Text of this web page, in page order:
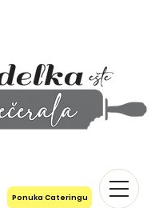
Ponuka Cateringu